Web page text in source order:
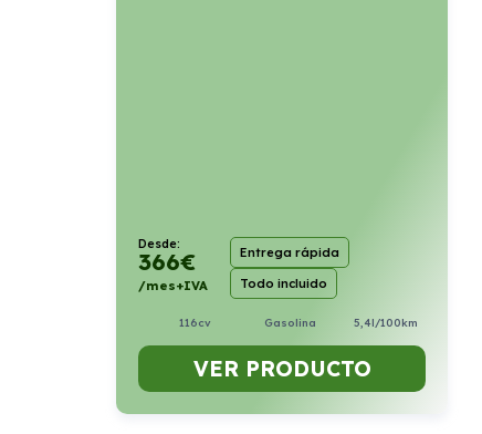
Desde:
366€
/mes+IVA
Entrega rápida
Todo incluido
116cv Gasolina 5,4l/100km
VER PRODUCTO